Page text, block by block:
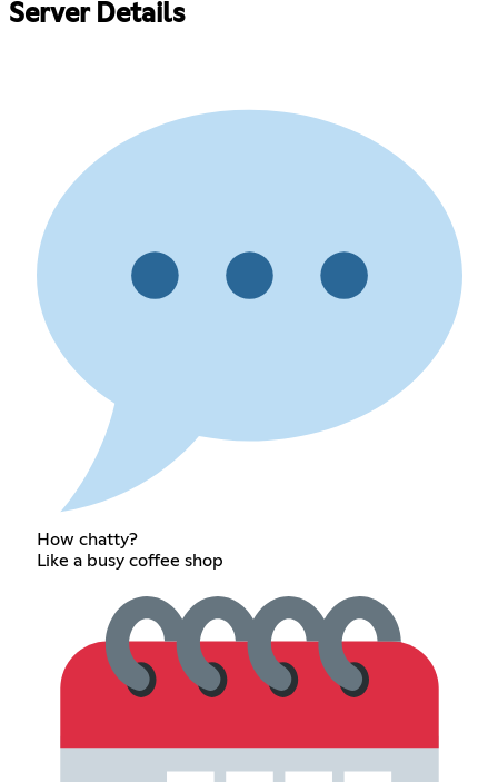
Server Details
How chatty?
Like a busy coffee shop